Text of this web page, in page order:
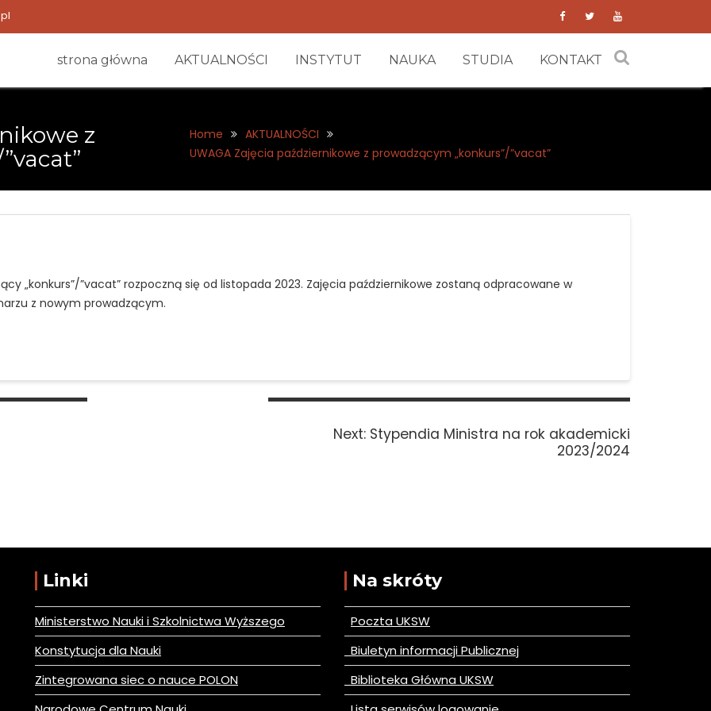
strona główna AKTUALNOŚCI INSTYTUT NAUKA STUDIA KONTAKT
z
Home
AKTUALNOŚCI
UWAGA Zajęcia październikowe z prowadzącym „konkurs”/”vacat”
„konkurs”/”vacat” rozpoczną się od listopada 2023. Zajęcia październikowe zostaną odpracowane w
z nowym prowadzącym.
Next: Next
Stypendia Ministra na rok akademicki
2023/2024
Linki
Ministerstwo Nauki i Szkolnictwa Wyższego
Konstytucja dla Nauki
Zintegrowana siec o nauce POLON
Na skróty
Poczta UKSW
Biuletyn informacji Publicznej
Biblioteka Główna UKSW